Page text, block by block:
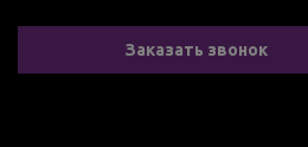
Заказать звонок